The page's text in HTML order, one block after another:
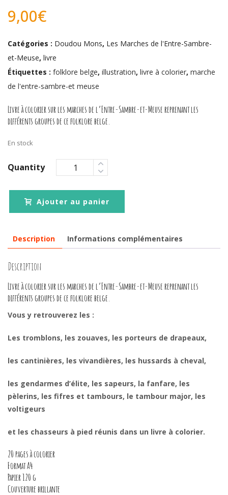
9,00€
Catégories : Doudou Mons, Les Marches de l'Entre-Sambre-
et-Meuse, livre
Étiquettes : folklore belge, illustration, livre à colorier, marche
de l'entre-sambre-et meuse
Livre à colorier sur les marches de l’Entre-Sambre-et-Meuse reprenant les
différents groupes de ce folklore belge.
En stock
Quantity
Ajouter au panier
Description Informations complémentaires
Description
Livre à colorier sur les marches de l’Entre-Sambre-et-Meuse reprenant les
différents groupes de ce folklore belge.
Vous y retrouverez les :
Les tromblons, les zouaves, les porteurs de drapeaux,
les cantinières, les vivandières, les hussards à cheval,
les gendarmes d’élite, les sapeurs, la fanfare, les
pèlerins, les fifres et tambours, le tambour major, les
voltigeurs
et les chasseurs à pied réunis dans un livre à colorier.
20 pages à colorier
Format A4
Papier 120 g
Couverture brillante